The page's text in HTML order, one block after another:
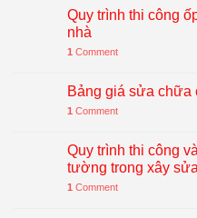
Quy trình thi công
nhà
1 Comment
Bảng giá sửa chữa
1 Comment
Quy trình thi công
tường trong xây
1 Comment